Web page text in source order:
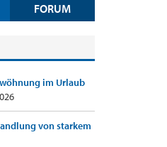
FORUM
im Urlaub
von starkem